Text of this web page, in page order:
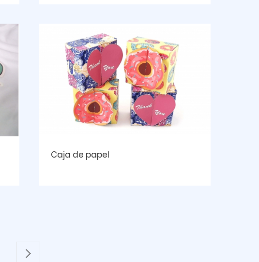
Caja de papel